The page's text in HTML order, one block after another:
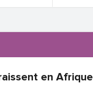
en Afrique